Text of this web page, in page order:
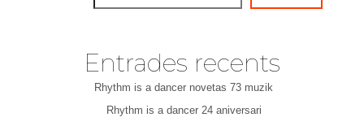
Entrades recents
Rhythm is a dancer novetas 73 muzik
Rhythm is a dancer 24 aniversari